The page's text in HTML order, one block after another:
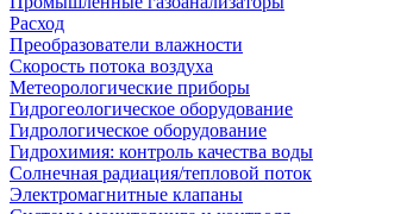
Расход
Преобразователи влажности
Скорость потока воздуха
Метеорологические приборы
Гидрогеологическое оборудование
Гидрологическое оборудование
Гидрохимия: контроль качества воды
Солнечная радиация/тепловой поток
Электромагнитные клапаны